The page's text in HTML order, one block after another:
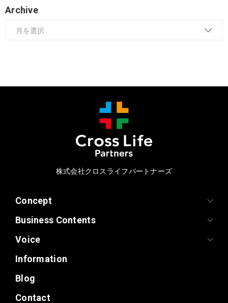
Archive
株式会社クロスライフパートナーズ
Concept
Business Contents
Voice
Information
Blog
Contact